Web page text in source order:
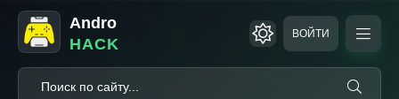
Andro
HACK
ВОЙТИ